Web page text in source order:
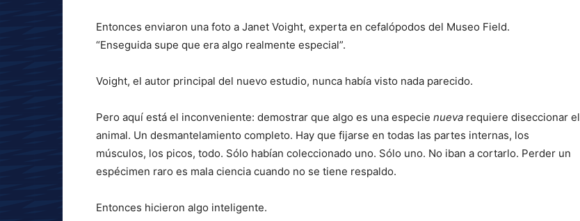
Entonces enviaron una foto a Janet Voight, experta en cefalópodos del Museo Field.
“Enseguida supe que era algo realmente especial”.
Voight, el autor principal del nuevo estudio, nunca había visto nada parecido.
Pero aquí está el inconveniente: demostrar que algo es una especie nueva requiere diseccionar el
animal. Un desmantelamiento completo. Hay que fijarse en todas las partes internas, los
músculos, los picos, todo. Sólo habían coleccionado uno. Sólo uno. No iban a cortarlo. Perder un
espécimen raro es mala ciencia cuando no se tiene respaldo.
Entonces hicieron algo inteligente.